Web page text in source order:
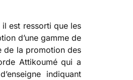
il est ressorti que les
d’une gamme de
de la promotion des
Attikoumé qui a
indiquant